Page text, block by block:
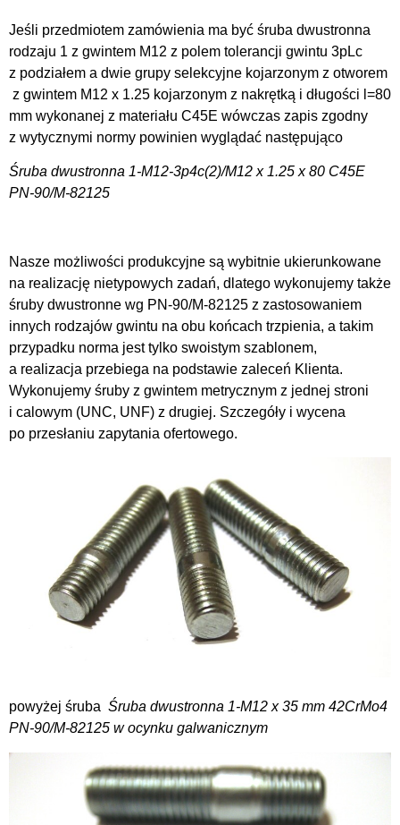
Jeśli przedmiotem zamówienia ma być śruba dwustronna
rodzaju 1 z gwintem M12 z polem tolerancji gwintu 3pLc
z podziałem a dwie grupy selekcyjne kojarzonym z otworem
z gwintem M12 x 1.25 kojarzonym z nakrętką i długości l=80
mm wykonanej z materiału C45E wówczas zapis zgodny
z wytycznymi normy powinien wyglądać następująco
Śruba dwustronna 1-M12-3p4c(2)/M12 x 1.25 x 80 C45E
PN-90/M-82125
Nasze możliwości produkcyjne są wybitnie ukierunkowane
na realizację nietypowych zadań, dlatego wykonujemy także
śruby dwustronne wg PN-90/M-82125 z zastosowaniem
innych rodzajów gwintu na obu końcach trzpienia, a takim
przypadku norma jest tylko swoistym szablonem,
a realizacja przebiega na podstawie zaleceń Klienta.
Wykonujemy śruby z gwintem metrycznym z jednej stroni
i calowym (UNC, UNF) z drugiej. Szczegóły i wycena
po przesłaniu zapytania ofertowego.
powyżej śruba Śruba dwustronna 1-M12 x 35 mm 42CrMo4
PN-90/M-82125 w ocynku galwanicznym